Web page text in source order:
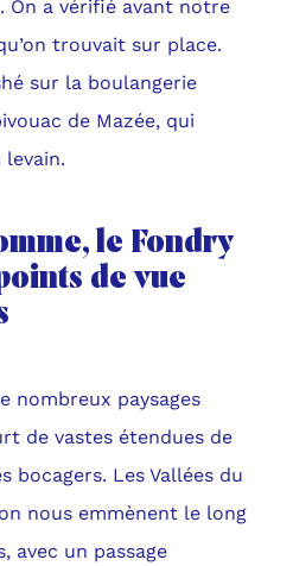
On a vérifié avant notre
trouvait sur place.
sur la boulangerie
de Mazée, qui
levain.
le Fondry
de vue
nombreux paysages
de vastes étendues de
bocagers. Les Vallées du
nous emmènent le long
avec un passage